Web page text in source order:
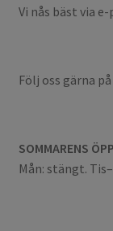
Vi nås bäst via
Följ oss gärna på
SOMMARENS
Mån: stängt.